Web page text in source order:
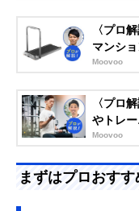
〈プロ
マンシ
Moovoo
〈プロ
やトレ
Moovoo
まずはプロおす